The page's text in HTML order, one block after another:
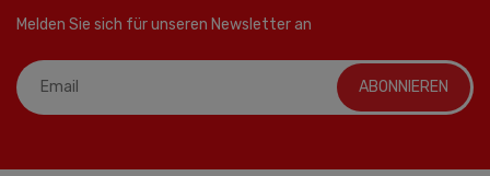
Melden Sie sich für unseren Newsletter an
ABONNIEREN